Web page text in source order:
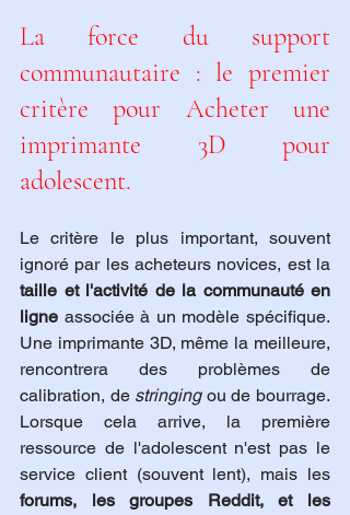
La force du support
communautaire : le premier
critère pour Acheter une
imprimante 3D pour
adolescent.
Le critère le plus important, souvent
taille et l'activité de la communauté en
ligne associée à un modèle spécifique.
Une imprimante 3D, même la meilleure,
rencontrera des problèmes de
calibration, de stringing ou de bourrage.
Lorsque cela arrive, la première
ressource de l'adolescent n'est pas le
forums, les groupes Reddit, et les